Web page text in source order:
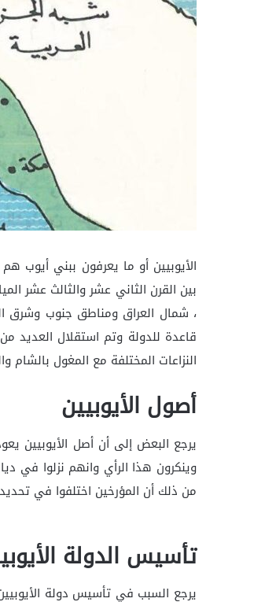
الأيوبيين أو ما يعرفون ببني أيوب
بين القرن الثاني عشر والثالث عشر
، شمال العراق ومناطق جنوب وشرق
قاعدة للدولة وتم استقلال العديد
النزاعات المختلفة مع المغول بالشام
أصول الأيوبيين
يرجع البعض إلى أن أصل الأيوبيين
وينكرون هذا الرأي وانهم نزلوا في
من ذلك أن المؤرخين اختلفوا في
تأسيس الدولة
يرجع السبب في تأسيس دولة